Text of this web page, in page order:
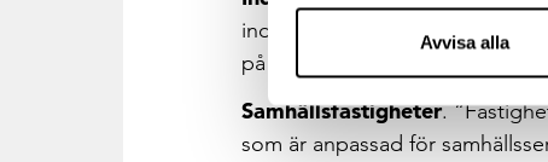
Avvisa alla
industrifastigheter är det
på oss som leder projektet.
Samhällsfastigheter.
som är anpassad för